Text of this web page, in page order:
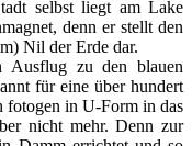
selbst liegt am Lake
denn er stellt den
Nil der Erde dar.
Ausflug zu den blauen
für eine über hundert
fotogen in U-Form in das
nicht mehr. Denn zur